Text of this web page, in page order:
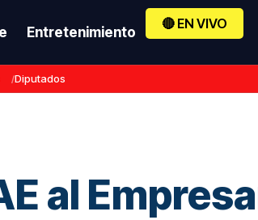
Entretenimiento
🔴 EN VIVO
Diputados
al